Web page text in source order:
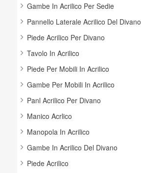
Gambe In Acrilico Per Sedie
Pannello Laterale Acrilico Del Divano
Piede Acrilico Per Divano
Tavolo In Acrilico
Piede Per Mobili In Acrilico
Gambe Per Mobili In Acrilico
Panl Acrilico Per Divano
Manico Acrlico
Manopola In Acrilico
Gambe In Acrilico Del Divano
Piede Acrilico